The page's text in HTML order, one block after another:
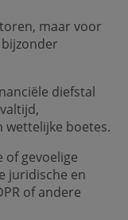
maar voor
diefstal
wettelijke boetes.
of gevoelige
juridische en
of andere